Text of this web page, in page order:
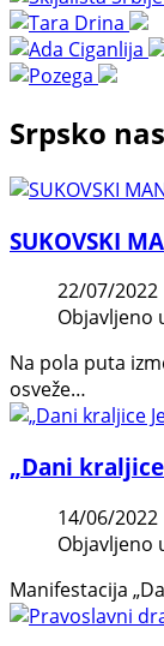
Srpsko
SUKOVSKI
22/07/2022
Objavljeno
Na pola puta
osveže…
„Dani
14/06/2022
Objavljeno
Manifestacija